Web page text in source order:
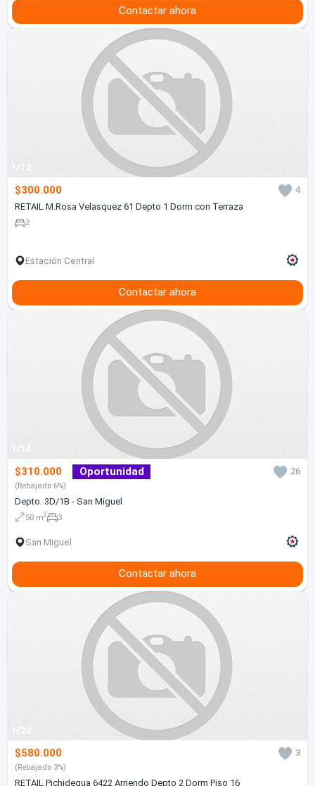
Contactar ahora
1/12
$300.000
4
RETAIL M.Rosa Velasquez 61 Depto 1 Dorm con Terraza
2
Estación Central
Contactar ahora
1/14
$310.000 Oportunidad 26
(Rebajado 6%)
Depto. 3D/1B - San Miguel
50 m2 3
San Miguel
Contactar ahora
1/22
$580.000 3
(Rebajado 3%)
RETAIL Pichidegua 6422 Arriendo Depto 2 Dorm Piso 16